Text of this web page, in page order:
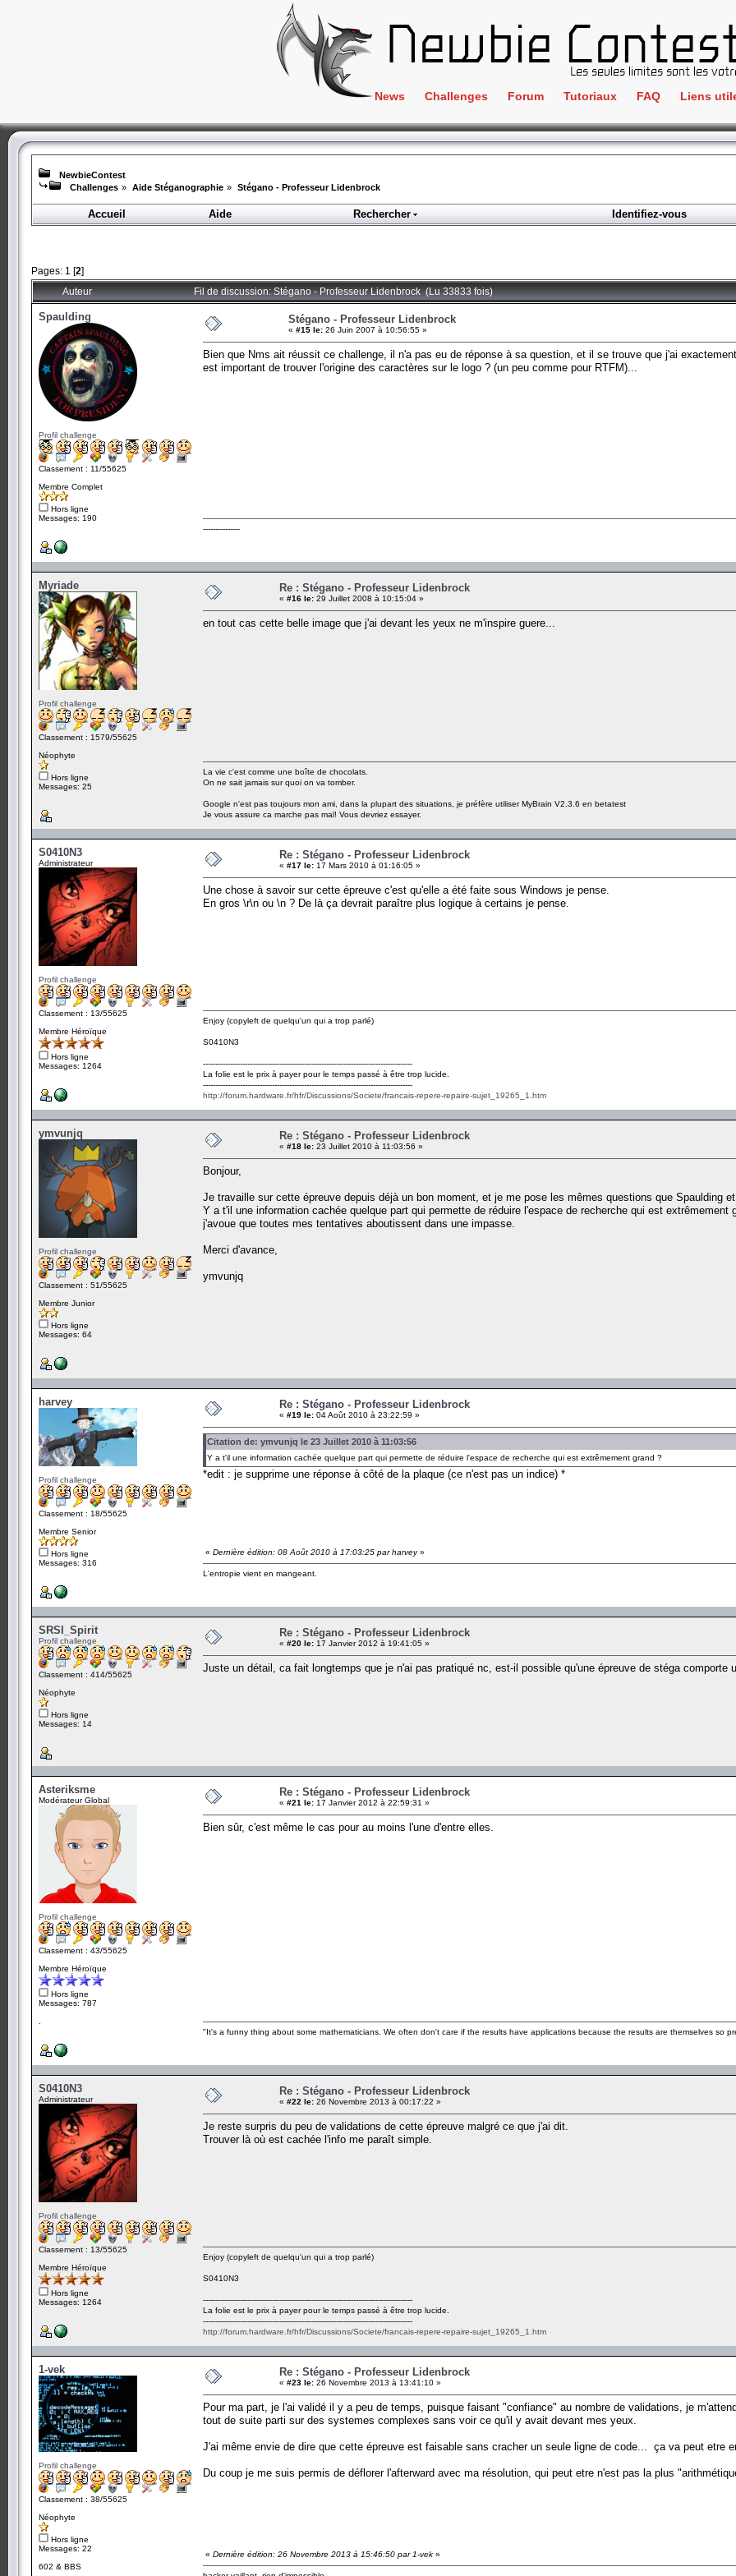
News Challenges
Crackme
ClientSide
Forensics
Programmation
Stéganographie
Wargame
Tous les challenges
Forum Tutoriaux FAQ Liens
IRC
NewbieContest
Challenges » Aide Stéganographie » Stégano - Professeur Lidenbrock
Accueil
Aide Rechercher Identifiez-vous
Pages: 1 [2]
Auteur Fil de discussion: Stégano - Professeur Lidenbrock (Lu 33833 fois)
Spaulding
Profil challenge
Classement : 11/55625
Membre Complet
Hors ligne
Messages: 190
Stégano - Professeur Lidenbrock
« #15 le: 26 Juin 2007 à 10:56:55 »
Bien que Nms ait réussit ce challenge, il n'a pas eu de réponse à sa question, et il se trouve que j'ai
est important de trouver l'origine des caractères sur le logo ? (un peu comme pour RTFM)...
---------------
Myriade
Profil challenge
Classement : 1579/55625
Néophyte
Hors ligne
Messages: 25
Re : Stégano - Professeur Lidenbrock
« #16 le: 29 Juillet 2008 à 10:15:04 »
en tout cas cette belle image que j'ai devant les yeux ne m'inspire guere...
La vie c'est comme une boîte de chocolats.
On ne sait jamais sur quoi on va tomber.
Google n'est pas toujours mon ami, dans la plupart des situations, je préfère utiliser MyBrain V2.3.6 en betatest
Je vous assure ca marche pas mal! Vous devriez essayer.
S0410N3
Administrateur
Profil challenge
Classement : 13/55625
Membre Héroïque
Hors ligne
Messages: 1264
Re : Stégano - Professeur Lidenbrock
« #17 le: 17 Mars 2010 à 01:16:05 »
Une chose à savoir sur cette épreuve c'est qu'elle a été faite sous Windows je pense.
En gros \r\n ou \n ? De là ça devrait paraître plus logique à certains je pense.
Enjoy (copyleft de quelqu'un qui a trop parlé)
S0410N3
-------------------------------------------------------------------------------------
La folie est le prix à payer pour le temps passé à être trop lucide.
-------------------------------------------------------------------------------------
http://forum.hardware.fr/hfr/Discussions/Societe/francais-repere-repaire-sujet_19265_1.htm
ymvunjq
Profil challenge
Classement : 51/55625
Membre Junior
Hors ligne
Messages: 64
Re : Stégano - Professeur Lidenbrock
« #18 le: 23 Juillet 2010 à 11:03:56 »
Bonjour,
Je travaille sur cette épreuve depuis déjà un bon moment, et je me pose les mêmes questions que Spaulding
Y a t'il une information cachée quelque part qui permette de réduire l'espace de recherche qui est
j'avoue que toutes mes tentatives aboutissent dans une impasse.
Merci d'avance,
ymvunjq
harvey
Profil challenge
Classement : 18/55625
Membre Senior
Hors ligne
Messages: 316
Re : Stégano - Professeur Lidenbrock
« #19 le: 04 Août 2010 à 23:22:59 »
Citation de: ymvunjq le 23 Juillet 2010 à 11:03:56
Y a t'il une information cachée quelque part qui permette de réduire l'espace de recherche qui est extrêmement grand ?
*edit : je supprime une réponse à côté de la plaque (ce n'est pas un indice) *
« Dernière édition: 08 Août 2010 à 17:03:25 par harvey»
L'entropie vient en mangeant.
SRSI_Spirit
Profil challenge
Classement : 414/55625
Néophyte
Hors ligne
Messages: 14
Re : Stégano - Professeur Lidenbrock
« #20 le: 17 Janvier 2012 à 19:41:05 »
Juste un détail, ca fait longtemps que je n'ai pas pratiqué nc, est-il possible qu'une épreuve de stéga comporte
Asteriksme
Modérateur Global
Profil challenge
Classement : 43/55625
Membre Héroïque
Hors ligne
Messages: 787
Re : Stégano - Professeur Lidenbrock
« #21 le: 17 Janvier 2012 à 22:59:31 »
Bien sûr, c'est même le cas pour au moins l'une d'entre elles.
"It's a funny thing about some mathematicians. We often don't care if the results have applications because the results are themselves so
S0410N3
Administrateur
Profil challenge
Classement : 13/55625
Membre Héroïque
Hors ligne
Messages: 1264
Re : Stégano - Professeur Lidenbrock
« #22 le: 26 Novembre 2013 à 00:17:22 »
Je reste surpris du peu de validations de cette épreuve malgré ce que j'ai dit.
Trouver là où est cachée l'info me paraît simple.
Enjoy (copyleft de quelqu'un qui a trop parlé)
S0410N3
-------------------------------------------------------------------------------------
La folie est le prix à payer pour le temps passé à être trop lucide.
-------------------------------------------------------------------------------------
http://forum.hardware.fr/hfr/Discussions/Societe/francais-repere-repaire-sujet_19265_1.htm
1-vek
Profil challenge
Classement : 38/55625
Néophyte
Hors ligne
Messages: 22
602 & BBS
Re : Stégano - Professeur Lidenbrock
« #23 le: 26 Novembre 2013 à 13:41:10 »
Pour ma part, je l'ai validé il y a peu de temps, puisque faisant "confiance" au nombre de validations, je
tout de suite parti sur des systemes complexes sans voir ce qu'il y avait devant mes yeux.
J'ai même envie de dire que cette épreuve est faisable sans cracher un seule ligne de code... ça va peut etre
Du coup je me suis permis de déflorer l'afterward avec ma résolution, qui peut etre n'est pas la plus
« Dernière édition: 26 Novembre 2013 à 15:46:50 par 1-vek »